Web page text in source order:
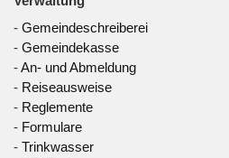
- Gemeindeschreiberei
- Gemeindekasse
-An- und Abmeldung
- Reiseausweise
- Reglemente
- Formulare
- Trinkwasser